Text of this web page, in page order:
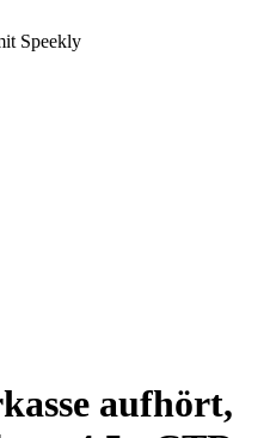
Speekly
aufhört,